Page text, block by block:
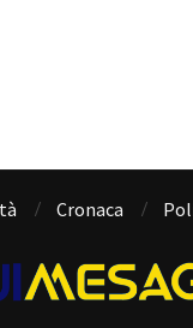
Cronaca